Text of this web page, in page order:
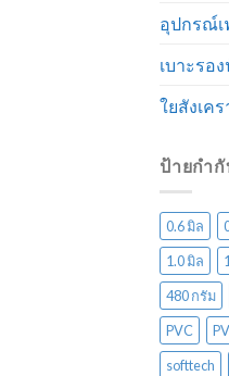
อุปกรณ์เ
เบาะรอ
ใยสังเค
ป้ายกำ
0.6 มิล
1.0 มิล
480 กรัม
PVC
softtech